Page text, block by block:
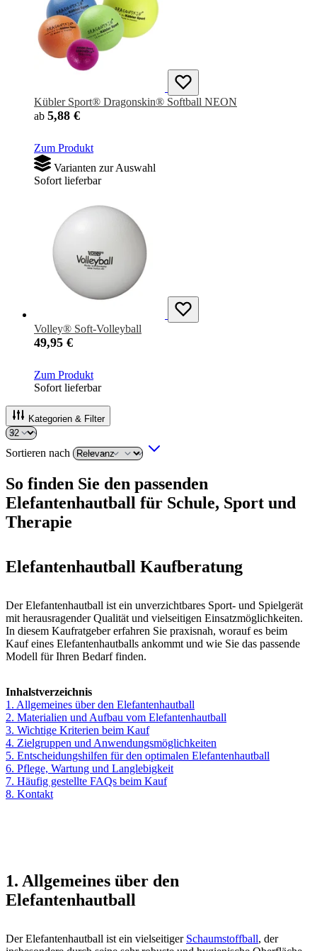
Kübler Sport® Dragonskin® Softball NEON
ab 5,88 €
Zum Produkt
Varianten zur Auswahl
Sofort lieferbar
Volley® Soft-Volleyball
49,95 €
Zum Produkt
Sofort lieferbar
Kategorien & Filter
Sortieren nach
So finden Sie den passenden
Elefantenhautball für Schule, Sport und
Therapie
Elefantenhautball Kaufberatung
Der Elefantenhautball ist ein unverzichtbares Sport- und Spielgerät
mit herausragender Qualität und vielseitigen Einsatzmöglichkeiten.
In diesem Kaufratgeber erfahren Sie praxisnah, worauf es beim
Kauf eines Elefantenhautballs ankommt und wie Sie das passende
Modell für Ihren Bedarf finden.
Inhalstverzeichnis
1. Allgemeines über den Elefantenhautball
2. Materialien und Aufbau vom Elefantenhautball
3. Wichtige Kriterien beim Kauf
4. Zielgruppen und Anwendungsmöglichkeiten
5. Entscheidungshilfen für den optimalen Elefantenhautball
6. Pflege, Wartung und Langlebigkeit
7. Häufig gestellte FAQs beim Kauf
8. Kontakt
1. Allgemeines über den
Elefantenhautball
Der Elefantenhautball ist ein vielseitiger Schaumstoffball, der